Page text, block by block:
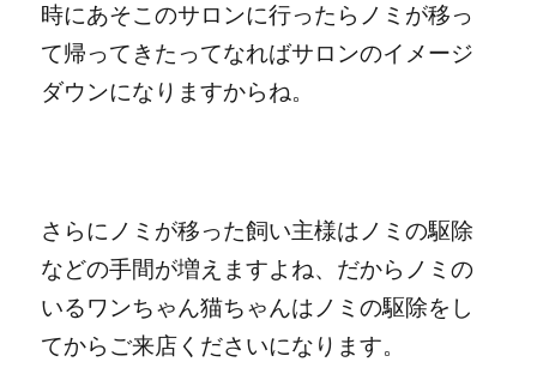
時にあそこのサロンに行ったらノミが移っ
て帰ってきたってなればサロンのイメージ
ダウンになりますからね。
さらにノミが移った飼い主様はノミの駆除
などの手間が増えますよね、だからノミの
いるワンちゃん猫ちゃんはノミの駆除をし
てからご来店くださいになります。